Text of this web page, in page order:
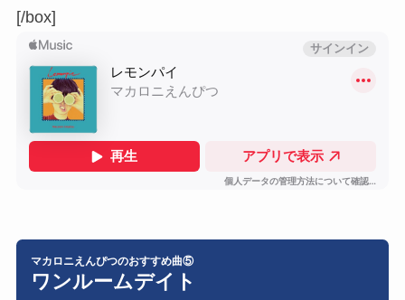
[/box]
マカロニえんぴつのおすすめ曲⑤
ワンルームデイト